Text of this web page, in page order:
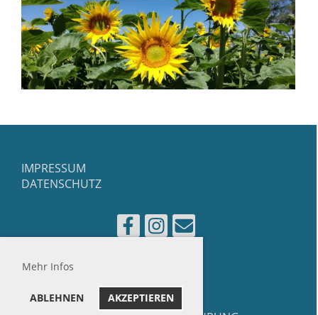
Mehr Infos
ABLEHNEN AKZEPTIEREN
IMPRESSUM
DATENSCHUTZ